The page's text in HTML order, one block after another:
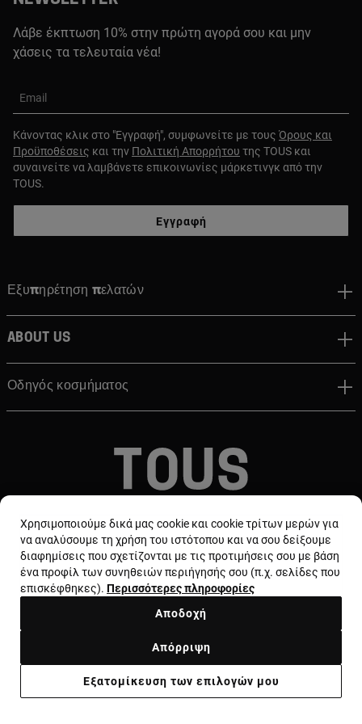
Λάβε έκπτωση 10% στην πρώτη αγορά σου και μην
χάσεις τα τελευταία νέα!
Email
Κάνοντας κλικ στο "Εγγραφή", συμφωνείτε με τους Όρους και
Προϋποθέσεις και την Πολιτική Απορρήτου της TOUS και
συναινείτε να λαμβάνετε επικοινωνίες μάρκετινγκ από την
TOUS.
Εγγραφή
Εξυπηρέτηση πελατών
About us
Οδηγός κοσμήματος
Χώρα και νόμισμα:
Όροι και προϋποθέσεις Χρήση και πολιτική απορρήτου
Χρησιμοποιούμε δικά μας cookie και cookie τρίτων μερών για
να αναλύσουμε τη χρήση του ιστότοπου και να σου δείξουμε
διαφημίσεις που σχετίζονται με τις προτιμήσεις σου με βάση
ένα προφίλ των συνηθειών περιήγησής σου (π.χ. σελίδες που
επισκέφθηκες). Περισσότερες πληροφορίες
Εξατομίκευση των επιλογών μου
Απόρριψη
Αποδοχή